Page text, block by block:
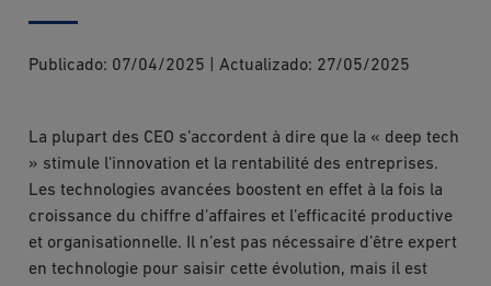
Publicado: 07/04/2025 Actualizado: 27/05/2025
La plupart des CEO s’accordent à dire que la « deep tech
» stimule l'innovation et la rentabilité des entreprises.
Les technologies avancées boostent en effet à la fois la
croissance du chiffre d'affaires et l’efficacité productive
et organisationnelle. Il n’est pas nécessaire d’être expert
en technologie pour saisir cette évolution, mais il est